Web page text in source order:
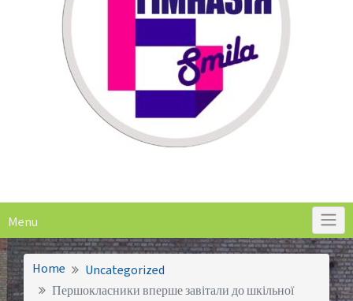
Menu
Home
Uncategorized
Першокласники вперше завітали до шкільної